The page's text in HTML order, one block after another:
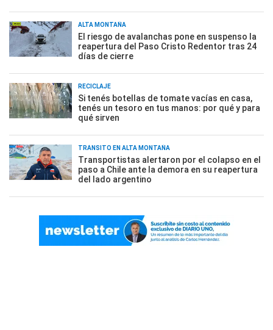
ALTA MONTAÑA
El riesgo de avalanchas pone en suspenso la
reapertura del Paso Cristo Redentor tras 24
días de cierre
RECICLAJE
Si tenés botellas de tomate vacías en casa,
tenés un tesoro en tus manos: por qué y para
qué sirven
TRÁNSITO EN ALTA MONTAÑA
Transportistas alertaron por el colapso en el
paso a Chile ante la demora en su reapertura
del lado argentino